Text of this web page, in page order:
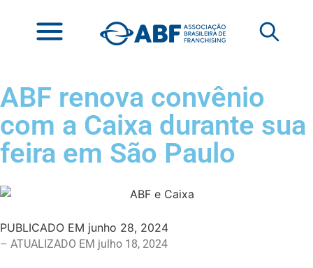
ABF renova convênio
com a Caixa durante sua
feira em São Paulo
PUBLICADO EM junho 28, 2024
– ATUALIZADO EM julho 18, 2024